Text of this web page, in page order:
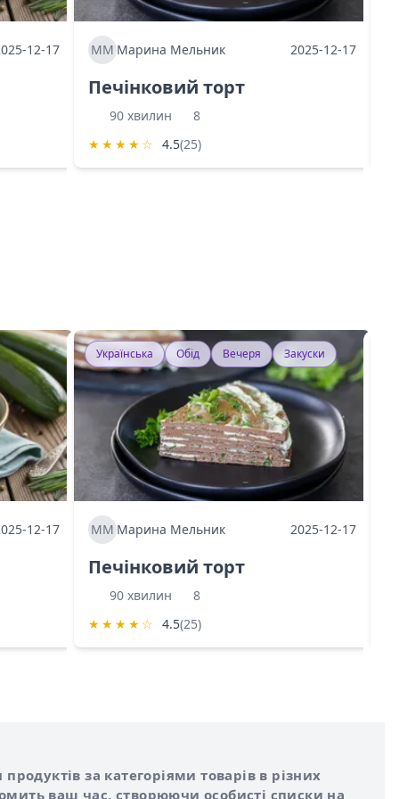
12-17 МММарина Мельник 2025-12-17
Печінковий торт
90 хвилин
8
★ ★ ★ ★ ☆ 4.5(25)
12-17
Українська Обід Вечеря Закуски
МММарина Мельник 2025-12-17
Печінковий торт
90 хвилин
8
★ ★ ★ ★ ☆ 4.5(25)
за категоріями товарів в різних
ваш час, створюючи особисті списки на